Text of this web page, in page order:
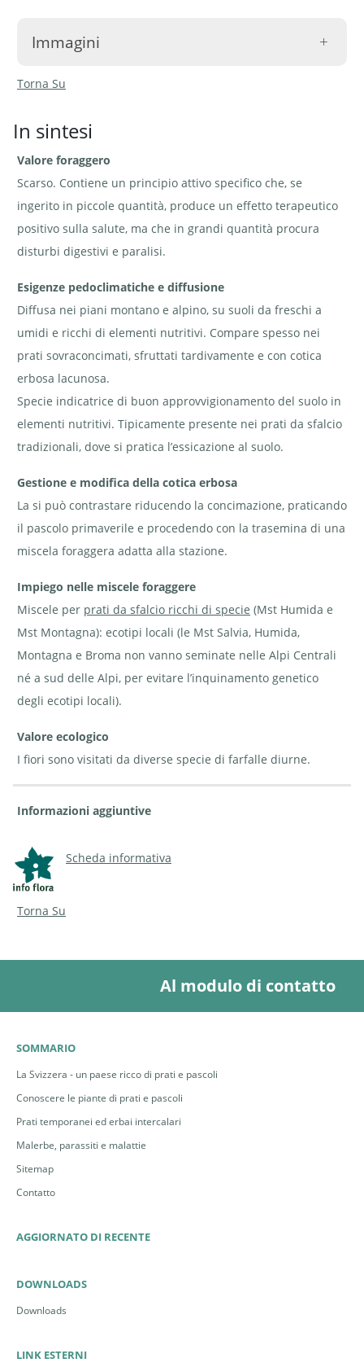
Immagini
Silene dioica
dioica | ©
Agroscope
Silene dioica - Silene
Agroscope
dioica -
Silene
dioica | ©
e-pics A.
Krebs
silene
Silene
e-pics A.
Krebs
silene dioica
dioica | © e-
dioica -
dioica.
Agroscope
aurora - Anthocharis
silene dioica - Silene
Krebs
Torna Su
In sintesi
Valore foraggero
Scarso. Contiene un principio attivo specifico che, se
ingerito in piccole quantità, produce un effetto terapeutico
positivo sulla salute, ma che in grandi quantità procura
disturbi digestivi e paralisi.
Esigenze pedoclimatiche e diffusione
Diffusa nei piani montano e alpino, su suoli da freschi a
umidi e ricchi di elementi nutritivi. Compare spesso nei
prati sovraconcimati, sfruttati tardivamente e con cotica
erbosa lacunosa.
Specie indicatrice di buon approvvigionamento del suolo in
elementi nutritivi. Tipicamente presente nei prati da sfalcio
tradizionali, dove si pratica l’essicazione al suolo.
Gestione e modifica della cotica erbosa
La si può contrastare riducendo la concimazione, praticando
il pascolo primaverile e procedendo con la trasemina di una
miscela foraggera adatta alla stazione.
Impiego nelle miscele foraggere
Miscele per prati da sfalcio ricchi di specie (Mst Humida e
Mst Montagna): ecotipi locali (le Mst Salvia, Humida,
Montagna e Broma non vanno seminate nelle Alpi Centrali
né a sud delle Alpi, per evitare l’inquinamento genetico
degli ecotipi locali).
Valore ecologico
I fiori sono visitati da diverse specie di farfalle diurne.
Informazioni aggiuntive
Scheda informativa
Torna Su
Al modulo di contatto
SOMMARIO
La Svizzera - un paese ricco di prati e pascoli
Conoscere le piante di prati e pascoli
Prati temporanei ed erbai intercalari
Malerbe, parassiti e malattie
Sitemap
Contatto
AGGIORNATO DI RECENTE
DOWNLOADS
Downloads
LINK ESTERNI